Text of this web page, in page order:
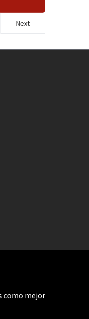
Next
como mejor